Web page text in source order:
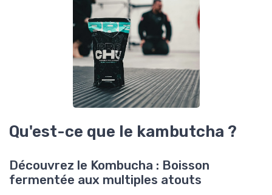
Qu'est-ce que le kambutcha ?
Découvrez le Kombucha : Boisson
fermentée aux multiples atouts